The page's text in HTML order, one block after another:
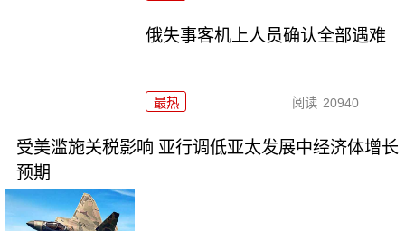
俄失事客机上人员确认全部遇难
最热 阅读 20940
受美滥施关税影响 亚行调低亚太发展中经济体增长
预期